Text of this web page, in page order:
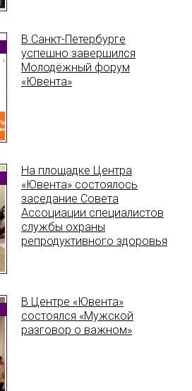
В Санкт-Петербурге
успешно завершился
Молодёжный форум
«Ювента»
На площадке Центра
«Ювента» состоялось
заседание Совета
Ассоциации специалистов
службы охраны
репродуктивного здоровья
В Центре «Ювента»
состоялся «Мужской
разговор о важном»